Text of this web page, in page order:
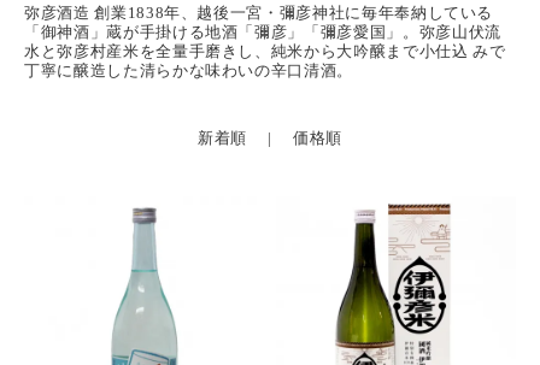
弥彦酒造 創業1838年、越後一宮・彌彦神社に毎年奉納している
「御神酒」蔵が手掛ける地酒「彌彦」「彌彦愛国」。弥彦山伏流
水と弥彦村産米を全量手磨きし、純米から大吟醸まで小仕込 みで
丁寧に醸造した清らかな味わいの辛口清酒。
新着順 |価格順